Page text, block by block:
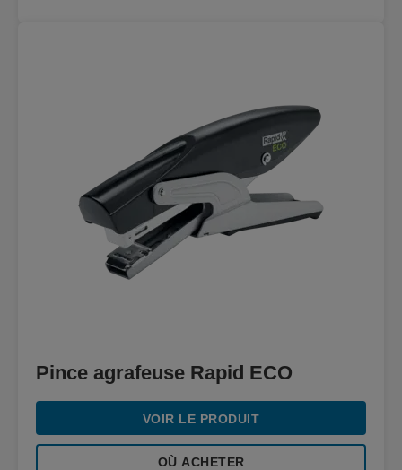
Pince agrafeuse Rapid ECO
VOIR LE PRODUIT
OÙ ACHETER